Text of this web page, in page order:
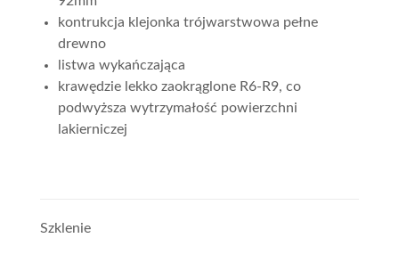
kontrukcja klejonka trójwarstwowa pełne
drewno
listwa wykańczająca
krawędzie lekko zaokrąglone R6-R9, co
podwyższa wytrzymałość powierzchni
lakierniczej
Szklenie